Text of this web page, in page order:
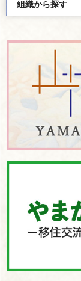
組織から探す